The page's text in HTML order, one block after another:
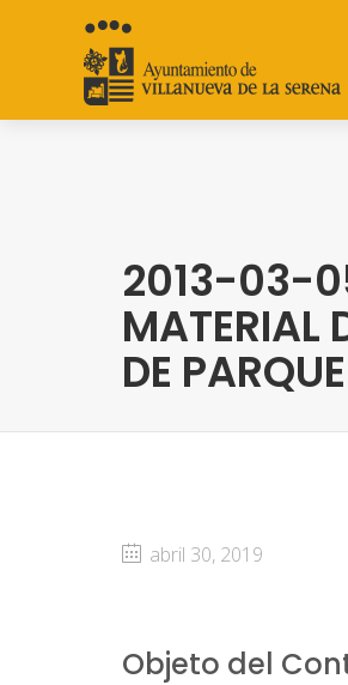
2013-03-
MATERIAL
DE
abril 30, 2019
Objeto del